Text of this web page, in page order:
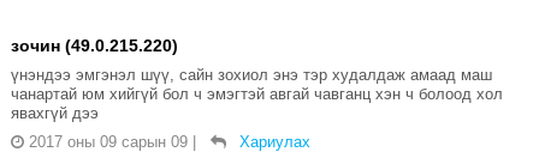
зочин (49.0.215.220)
үнэндээ эмгэнэл шүү, сайн зохиол энэ тэр худалдаж амаад маш
чанартай юм хийгүй бол ч эмэгтэй авгай чавганц хэн ч болоод хол
явахгүй дээ
2017 оны 09 сарын 09
Хариулах